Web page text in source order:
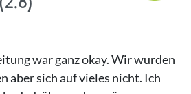
war ganz okay. Wir wurden
aber sich auf vieles nicht. Ich